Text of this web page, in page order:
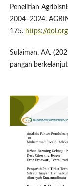
Penelitian
2004–2024.
175. https://
Sulaiman, AA.
pangan